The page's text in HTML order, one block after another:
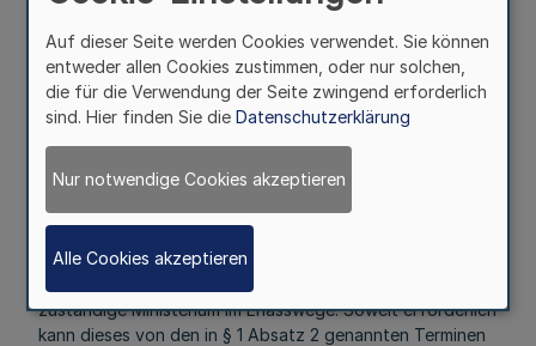
für den Meldezeitraum Juli 2019 bis Dezember 2019
die Anzahl der Leistungsberechtigten, die die
Voraussetzungen nach § 136 Absatz 1 und 2 SGB XII
erfüllen, nach Kalendermonaten getrennt nach.
§ 2
Die Einzelheiten und Modalitäten zur Zahlungsabwicklung
und zum Verfahren regelt das für das Sozialhilferecht
zuständige Ministerium im Erlasswege. Soweit erforderlich
kann dieses von den in § 1 Absatz 2 genannten Terminen
Auf dieser Seite werden Cookies verwendet. Sie können
entweder allen Cookies zustimmen, oder nur solchen,
die für die Verwendung der Seite zwingend erforderlich
sind. Hier finden Sie die Datenschutzerklärung
Nur notwendige Cookies akzeptieren
Alle Cookies akzeptieren